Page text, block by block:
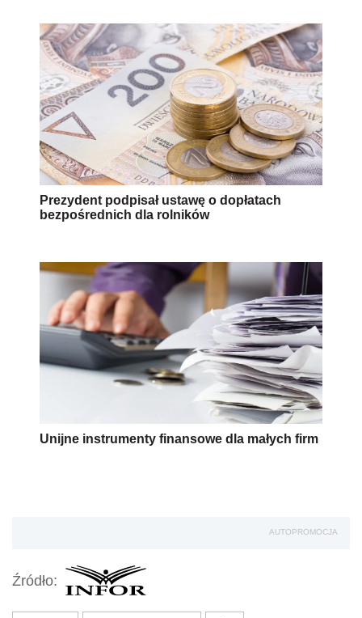
Prezydent podpisał ustawę o dopłatach
bezpośrednich dla rolników
Unijne instrumenty finansowe dla małych firm
AUTOPROMOCJA
Źródło: